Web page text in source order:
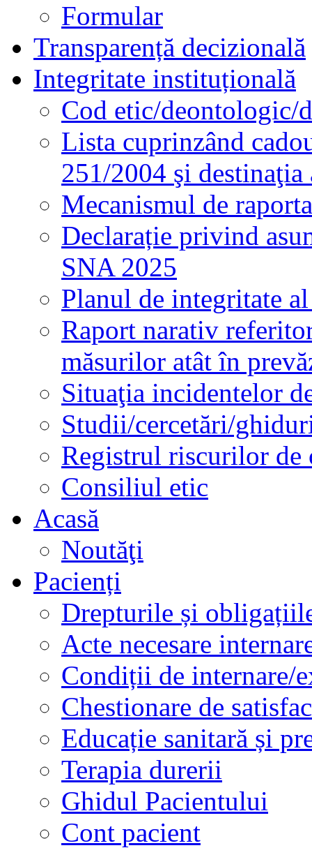
Formular
Transparență decizională
Integritate instituțională
Cod etic/deontologic/
Lista cuprinzând
251/2004 şi destinaţia
Mecanismul de
Declarație privind
SNA 2025
Planul de integritate
Raport narativ
măsurilor atât în
Situaţia incidentelor
Studii/cercetări/
Registrul riscurilor de
Consiliul etic
Acasă
Noutăţi
Pacienți
Drepturile și
Acte necesare
Condiții de internare/
Chestionare de
Educație sanitară și
Terapia durerii
Ghidul Pacientului
Cont pacient